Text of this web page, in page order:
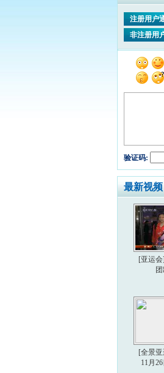
注册用户
非注册用
验证码:
最新视频
[亚运
[全景
11月